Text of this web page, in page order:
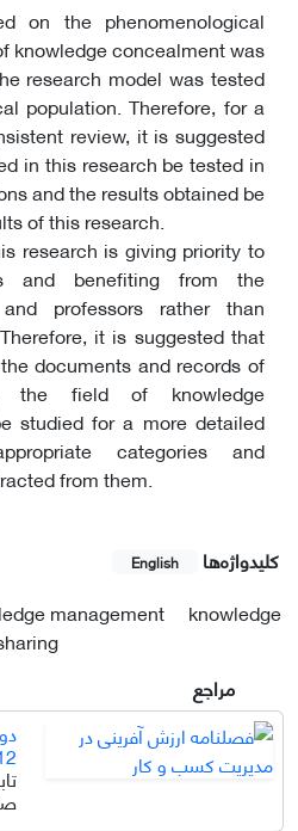
on the phenomenological
knowledge concealment was
research model was tested
population. Therefore, for a
review, it is suggested
in this research be tested in
and the results obtained be
of this research.
research is giving priority to
and benefiting from the
professors rather than
it is suggested that
documents and records of
the field of knowledge
studied for a more detailed
categories and
from them.
کلیدواژه‌ها English
management
knowledge
مراجع